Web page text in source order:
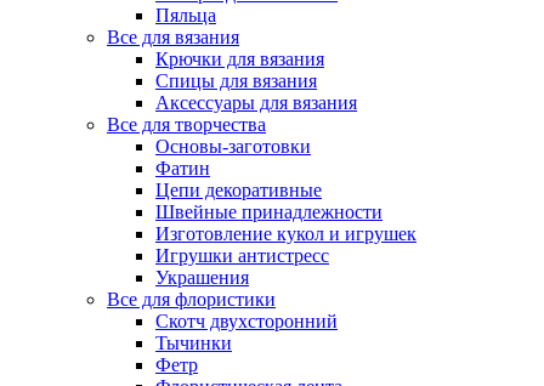
Пяльца
Все для вязания
Крючки для вязания
Спицы для вязания
Аксессуары для вязания
Все для творчества
Основы-заготовки
Фатин
Цепи декоративные
Швейные принадлежности
Изготовление кукол и игрушек
Игрушки антистресс
Украшения
Все для флористики
Скотч двухсторонний
Тычинки
Фетр